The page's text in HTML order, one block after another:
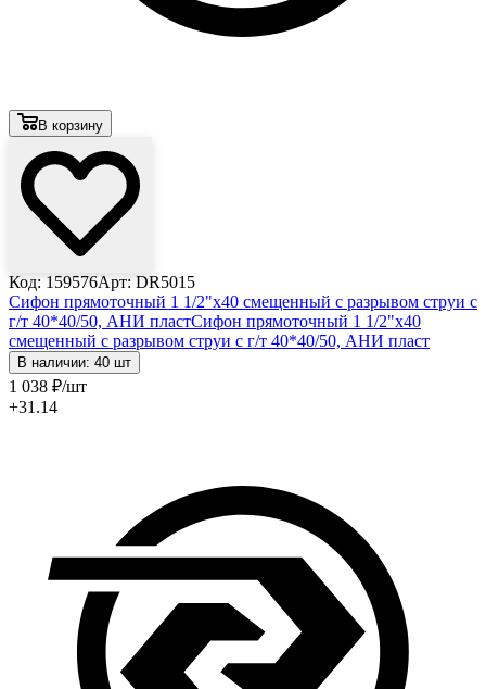
В корзину
Код: 159576Арт: DR5015
Сифон прямоточный 1 1/2"х40 смещенный с разрывом струи с
г/т 40*40/50, АНИ пластСифон прямоточный 1 1/2"х40
смещенный с разрывом струи с г/т 40*40/50, АНИ пласт
В наличии: 40 шт
1 038 ₽/шт
+31.14